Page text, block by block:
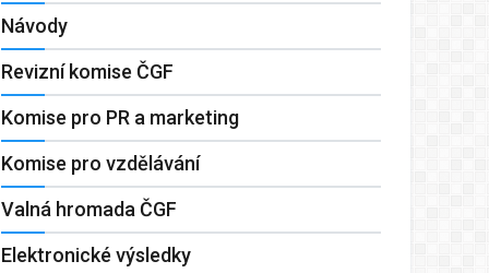
Návody
Revizní komise ČGF
Komise pro PR a marketing
Komise pro vzdělávání
Valná hromada ČGF
Elektronické výsledky